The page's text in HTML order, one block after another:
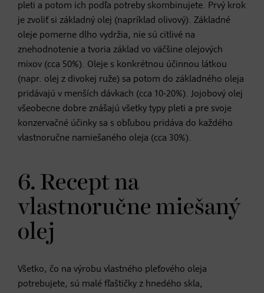
pleti a potom ich podľa potreby skombinujete. Prvý krok
je zvoliť si základný olej (napríklad olivový). Základné
oleje pomerne dlho vydržia, nie sú citlivé na
znehodnotenie a tvoria základ vo väčšine olejových
mixov (cca 50%). Oleje s konkrétnou účinnou látkou
(napr. olej z divokej ruže) sa potom do základného oleja
pridávajú v menších dávkach (cca 10-20%). Jojobový olej
všeobecne dobre znášajú všetky typy pleti a pre svoje
konzervačné účinky sa s obľubou pridáva do každého
vlastnoručne namiešaného oleja (cca 30%).
6. Recept na
vlastnoručne miešaný
olej
Všetko, čo na výrobu vlastného pleťového oleja
potrebujete, sú malé fľaštičky z hnedého skla,